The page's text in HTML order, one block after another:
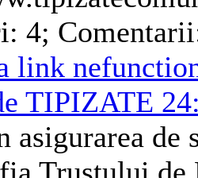
4;
link
TIPIZATE
asigurarea